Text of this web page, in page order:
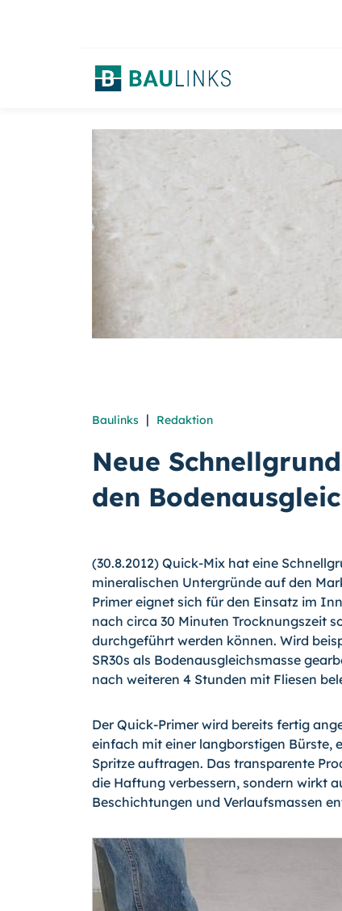
Baulinks | Redaktion
Neue
den
(30.8.2012) Quick-Mix hat eine
mineralischen Untergründe auf den
Primer eignet sich für den Einsatz im
nach circa 30 Minuten Trocknungszeit
durchge­führt werden können. Wird
SR30s als Bodenausgleichsmasse
nach weiteren 4 Stunden mit Fliesen
Der Quick-Primer wird bereits fertig
einfach mit einer langborstigen Bürste,
Spritze auftragen. Das transparente
die Haftung verbessern, sondern wirkt
Beschichtungen und Verlaufsmassen